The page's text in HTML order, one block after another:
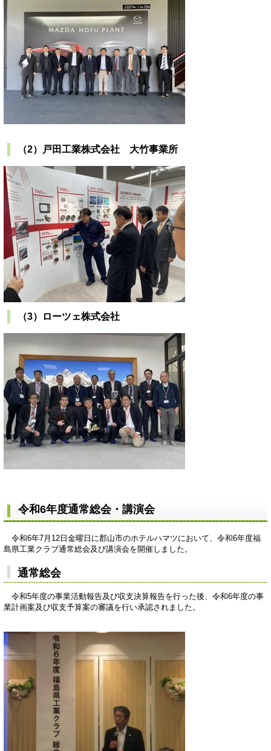
（2）戸田工業株式会社 大竹事業所
（3）ローツェ株式会社
令和6年度通常総会・講演会
令和6年7月12日金曜日に郡山市のホテルハマツにおいて、令和6年度福
島県工業クラブ通常総会及び講演会を開催しました。
通常総会
令和5年度の事業活動報告及び収支決算報告を行った後、令和6年度の事
業計画案及び収支予算案の審議を行い承認されました。